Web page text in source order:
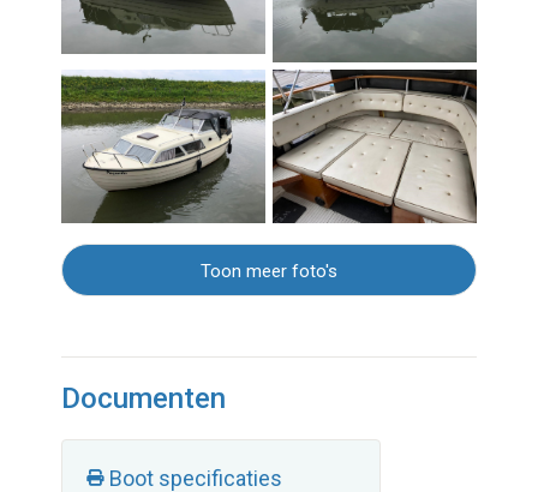
Toon meer foto's
Documenten
Boot specificaties